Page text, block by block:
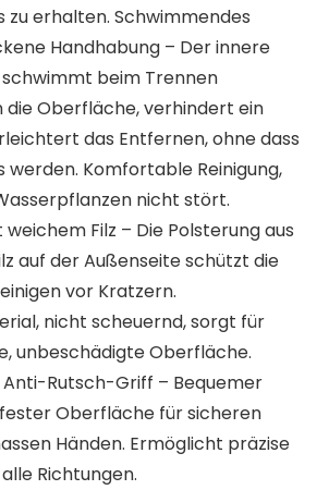
zu erhalten. Schwimmendes
Handhabung – Der innere
schwimmt beim Trennen
Oberfläche, verhindert ein
das Entfernen, ohne dass
werden. Komfortable Reinigung,
nicht stört.
Filz – Die Polsterung aus
auf der Außenseite schützt die
vor Kratzern.
nicht scheuernd, sorgt für
unbeschädigte Oberfläche.
Rutsch-Griff – Bequemer
Oberfläche für sicheren
Händen. Ermöglicht präzise
Richtungen.